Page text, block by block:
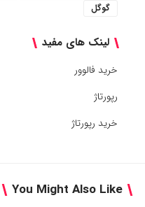
گوگل
لینک های مفید
خرید فالوور
رپورتاژ
خرید رپورتاژ
You Might Also Like